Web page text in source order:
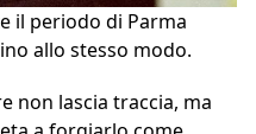
il periodo di Parma
allo stesso modo.
non lascia traccia, ma